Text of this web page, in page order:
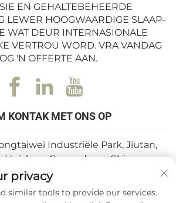
EN GEHALTEBEHEERDE
LEWER HOOGWAARDIGE SLAAP-
WAT DEUR INTERNASIONALE
VERTROU WORD. VRA VANDAG
'N OFFERTE AAN.
KONTAK MET ONS OP
Industriële Park, Jiutan,
Huizhou, Guangdong, China
privacy
similar tools to provide our services.